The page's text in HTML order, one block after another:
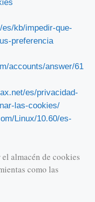
kb/impedir-que-
preferencia
accounts/answer/61
es/privacidad-
las-cookies/
Linux/10.60/es-
almacén de cookies
como las